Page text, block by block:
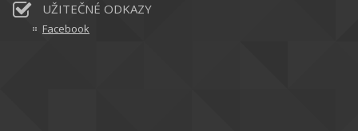
UŽITEČNÉ ODKAZY
Facebook